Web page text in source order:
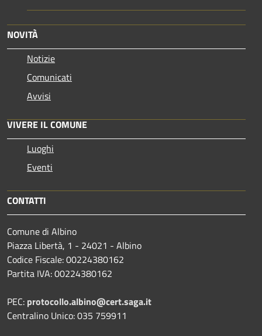
NOVITÀ
Notizie
Comunicati
Avvisi
VIVERE IL COMUNE
Luoghi
Eventi
CONTATTI
Comune di Albino
Piazza Libertà, 1 - 24021 - Albino
Codice Fiscale: 00224380162
Partita IVA: 00224380162
PEC: protocollo.albino@cert.saga.it
Centralino Unico: 035 759911